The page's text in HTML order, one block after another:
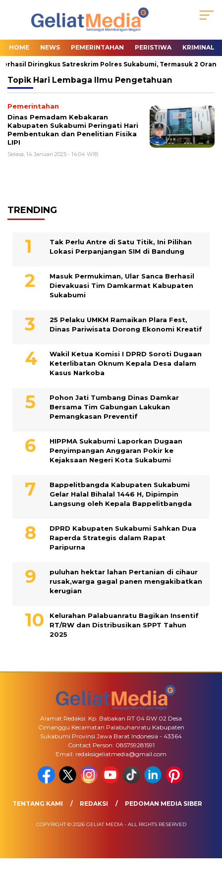
HOME NEWS PEMERINTAHAN PERISTIWA KRIMINAL
Diringkus Satreskrim Polres Sukabumi, Termasuk 2 Orang
Topik Hari Lembaga Ilmu Pengetahuan
Pemerintahan
Dinas Pemadam Kebakaran
Kabupaten Sukabumi Peringati Hari
Pembentukan dan Penelitian Fisika
LIPI
Selasa, 14 Januari 2025 - 14:04 WIB
TRENDING
Tak Perlu Antre di Satu Titik, Ini Pilihan
Lokasi Perpanjangan SIM di Bandung
Masuk Permukiman, Ular Sanca Berhasil
Dievakuasi Tim Damkarmat Kabupaten
Sukabumi
25 Pelaku UMKM Ramaikan Plara Fest,
Dinas Pariwisata Dorong Ekonomi Kreatif
Wakil Ketua Komisi I DPRD Soroti Dugaan
Keterlibatan Oknum Kepala Desa dalam
Kasus Narkoba
Pohon Jati Tumbang Dinas Damkar
Bersama Tim Gabungan Lakukan
Pemangkasan Preventif
HIPPMA Sukabumi Laporkan Dugaan
Penyimpangan Anggaran Pokir ke
Kejaksaan Negeri Kota Sukabumi
Bappelitbangda Kabupaten Sukabumi
Gelar Halal Bihalal 1446 H, Dipimpin
Langsung oleh Kepala Bappelitbangda
DPRD Kabupaten Sukabumi Sahkan Dua
Raperda Strategis dalam Rapat
Paripurna
puluhan hektar lahan Pertanian di cihaur
rusak,warga gagal panen mengakibatkan
kerugian
Kelurahan Palabuanratu Bagikan Insentif
RT/RW dan Distribusikan SPPT Tahun
2025
Alamat Redaksi: Kp. Babakan RT 04 RW 02 Desa
Cimanggu Kecamatan Palabuhanratu Kabupaten
Sukabumi Provinsi Jawa Barat Indonesia - 43364
Contact Person: 085759281591
Email: redaksigeliatmedia@gmail.com
TENTANG KAMI REDAKSI PEDOMAN MEDIA SIBER
COPYRIGHT © 2026 GELIAT MEDIA - ALL RIGHTS RESERVED